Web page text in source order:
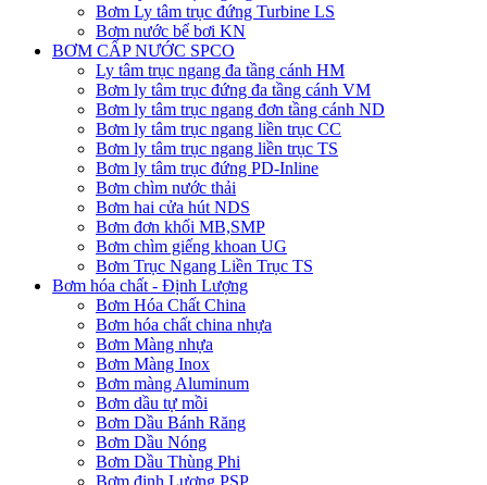
Bơm Ly tâm trục đứng Turbine LS
Bơm nước bể bơi KN
BƠM CẤP NƯỚC SPCO
Ly tâm trục ngang đa tầng cánh HM
Bơm ly tâm trục đứng đa tầng cánh VM
Bơm ly tâm trục ngang đơn tầng cánh ND
Bơm ly tâm trục ngang liền trục CC
Bơm ly tâm trục ngang liền trục TS
Bơm ly tâm trục đứng PD-Inline
Bơm chìm nước thải
Bơm hai cửa hút NDS
Bơm đơn khối MB,SMP
Bơm chìm giếng khoan UG
Bơm Trục Ngang Liền Trục TS
Bơm hóa chất - Định Lượng
Bơm Hóa Chất China
Bơm hóa chất china nhựa
Bơm Màng nhựa
Bơm Màng Inox
Bơm màng Aluminum
Bơm dầu tự mồi
Bơm Dầu Bánh Răng
Bơm Dầu Nóng
Bơm Dầu Thùng Phi
Bơm định Lượng PSP